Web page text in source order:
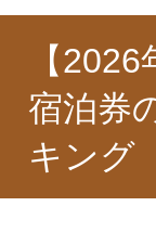
【
宿泊券
キング